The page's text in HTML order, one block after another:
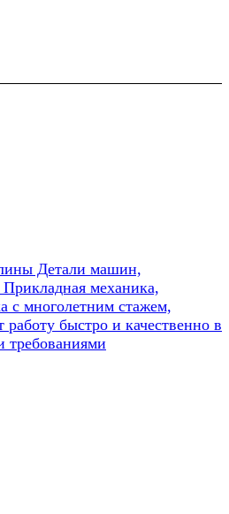
Детали машин,
механика,
с многолетним стажем,
быстро и качественно в
требованиями